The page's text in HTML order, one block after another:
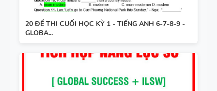
20 ĐỀ THI CUỐI HỌC KỲ 1 - TIẾNG ANH 6-7-8-9 -
GLOBA...